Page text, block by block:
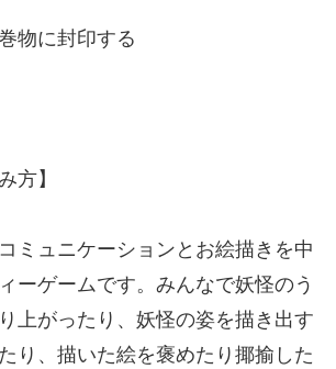
物に封印する
方】
ミュニケーションとお絵描きを中
ーゲームです。みんなで妖怪のう
上がったり、妖怪の姿を描き出す
り、描いた絵を褒めたり揶揄した